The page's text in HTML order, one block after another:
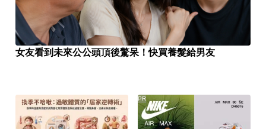
女友看到未來公公頭頂後驚呆！快買養髮給男友
PR